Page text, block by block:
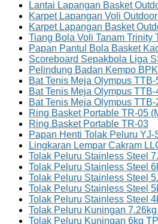
Lantai Lapangan Basket
Karpet Lapangan Voli
Karpet Lapangan Basket
Tiang Bola Voli Tanam Trinity
Papan Pantul Bola Basket
Scoreboard Sepakbola Liga
Pelindung Badan Kempo
Bat Tenis Meja Olympus
Bat Tenis Meja Olympus
Bat Tenis Meja Olympus
Ring Basket Portable TR-05
Ring Basket Portable TR-03
Papan Henti Tolak Peluru YJ-
Lingkaran Lempar Cakram
Tolak Peluru Stainless Steel
Tolak Peluru Stainless Steel
Tolak Peluru Stainless Steel
Tolak Peluru Stainless Steel
Tolak Peluru Stainless Steel
Tolak Peluru Kuningan
Tolak Peluru Kuningan 6kg